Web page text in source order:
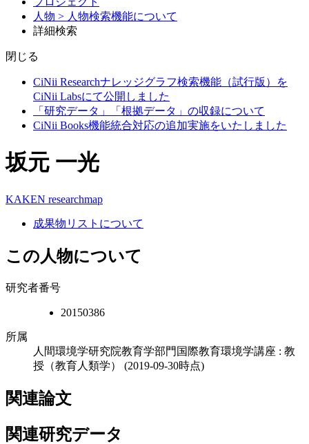
人物 > 人物検索機能について
詳細検索
閉じる
CiNii Researchナレッジグラフ検索機能（試行版）を
CiNii Labsにて公開しました
「研究データ」「根拠データ」の収録について
CiNii Books機能統合対応の追加実施をいたしました
坂元 一光
KAKEN researchmap
成果物リストについて
この人物について
研究者番号
20150386
所属
人間環境学研究院教育学部門国際教育環境学講座 : 教
授（教育人類学）
(2019-09-30時点)
関連論文
関連研究データ